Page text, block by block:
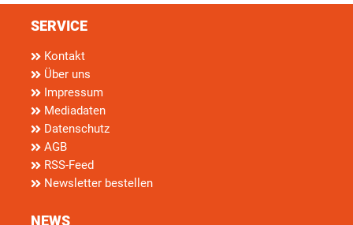
SERVICE
Kontakt
Über uns
Impressum
Mediadaten
Datenschutz
AGB
RSS-Feed
Newsletter bestellen
NEWS